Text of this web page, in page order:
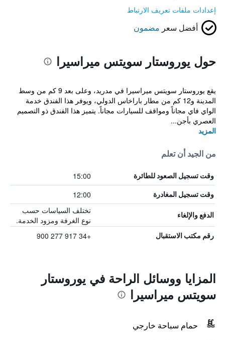
إعدادات ملفات تعريف الارتباط
أفضل سعر مضمون
حول يوروستار سويتس ميراسيرا
يقع يوروستار سويتس ميراسيرا في مدريد، وعلى بعد 9 كم من وسط
المدينة و12 كم من مطار باراخاس الدولي، ويوفر هذا الفندق خدمة
الواي فاي مجاناً ومواقف للسيارات مجاناً. يتميز هذا الفندق ذو التصميم
العصري بأجن...
المزيد
من الجيد أن تعلم
وقت تسجيل الصعود للطائرة 15:00
وقت تسجيل المغادرة 12:00
الدفع والإلغاء
تختلف السياسات حسب
نوع الغرفة ومزود الخدمة.
رقم مكتب الاستقبال +34 917 277 900
المزايا ووسائل الراحة في يوروستار
سويتس ميراسيرا
حمام سباحة خارجي